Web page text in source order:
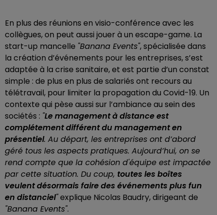
En plus des réunions en visio-conférence avec les
collègues, on peut aussi jouer à un escape-game. La
start-up mancelle "Banana Events", spécialisée dans
la création d’événements pour les entreprises, s’est
adaptée à la crise sanitaire, et est partie d’un constat
simple : de plus en plus de salariés ont recours au
télétravail, pour limiter la propagation du Covid-19. Un
contexte qui pèse aussi sur l’ambiance au sein des
sociétés : "Le management à distance est
complétement différent du management en
présentiel. Au départ, les entreprises ont d’abord
géré tous les aspects pratiques. Aujourd’hui, on se
rend compte que la cohésion d'équipe est impactée
par cette situation. Du coup, toutes les boîtes
veulent désormais faire des événements plus fun
en distanciel"explique Nicolas Baudry, dirigeant de
"Banana Events".